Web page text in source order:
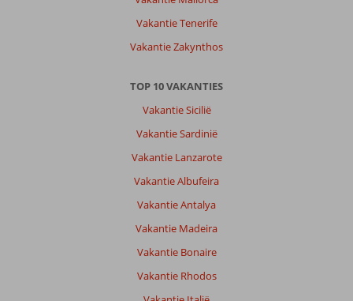
Vakantie Tenerife
Vakantie Zakynthos
TOP 10 VAKANTIES
Vakantie Sicilië
Vakantie Sardinië
Vakantie Lanzarote
Vakantie Albufeira
Vakantie Antalya
Vakantie Madeira
Vakantie Bonaire
Vakantie Rhodos